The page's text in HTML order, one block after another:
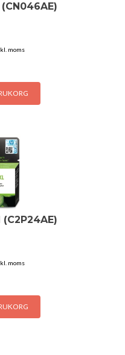
(CN046AE)
moms
(C2P24AE)
moms